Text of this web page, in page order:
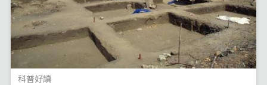
科普好讀